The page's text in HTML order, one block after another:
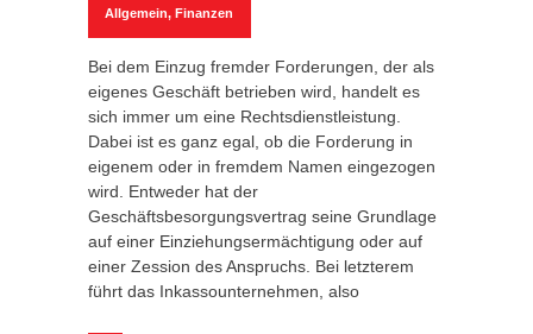
Allgemein, Finanzen
Bei dem Einzug fremder Forderungen, der als
eigenes Geschäft betrieben wird, handelt es
sich immer um eine Rechtsdienstleistung.
Dabei ist es ganz egal, ob die Forderung in
eigenem oder in fremdem Namen eingezogen
wird. Entweder hat der
Geschäftsbesorgungsvertrag seine Grundlage
auf einer Einziehungsermächtigung oder auf
einer Zession des Anspruchs. Bei letzterem
führt das Inkassounternehmen, also